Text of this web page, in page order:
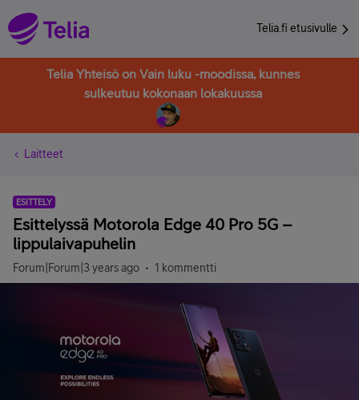
Telia.fi etusivulle
Telia Yhteisö on Vain luku -moodissa, kunnes
sulkeutuu kokonaan lokakuussa
Laitteet
ESITTELY
Esittelyssä Motorola Edge 40 Pro 5G –
lippulaivapuhelin
Forum|Forum|3 years ago 1 kommentti